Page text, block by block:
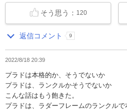
そう思う： 120
返信コメント 9
2022/8/18 20:39
プラドは本格的か、そうでないか
プラドは、ランクルかそうでないか
こんな話はもう飽きた。
プラドは、ラダーフレームのランクルで